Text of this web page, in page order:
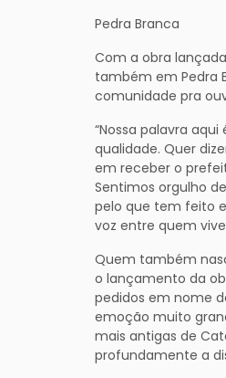
Pedra Branca
Com a obra
também em Pedra
comunidade pra
“Nossa palavra
qualidade. Quer
em receber o
Sentimos orgulho
pelo que tem feito
voz entre quem
Quem também
o lançamento da
pedidos em nome
emoção muito
mais antigas de
profundamente a